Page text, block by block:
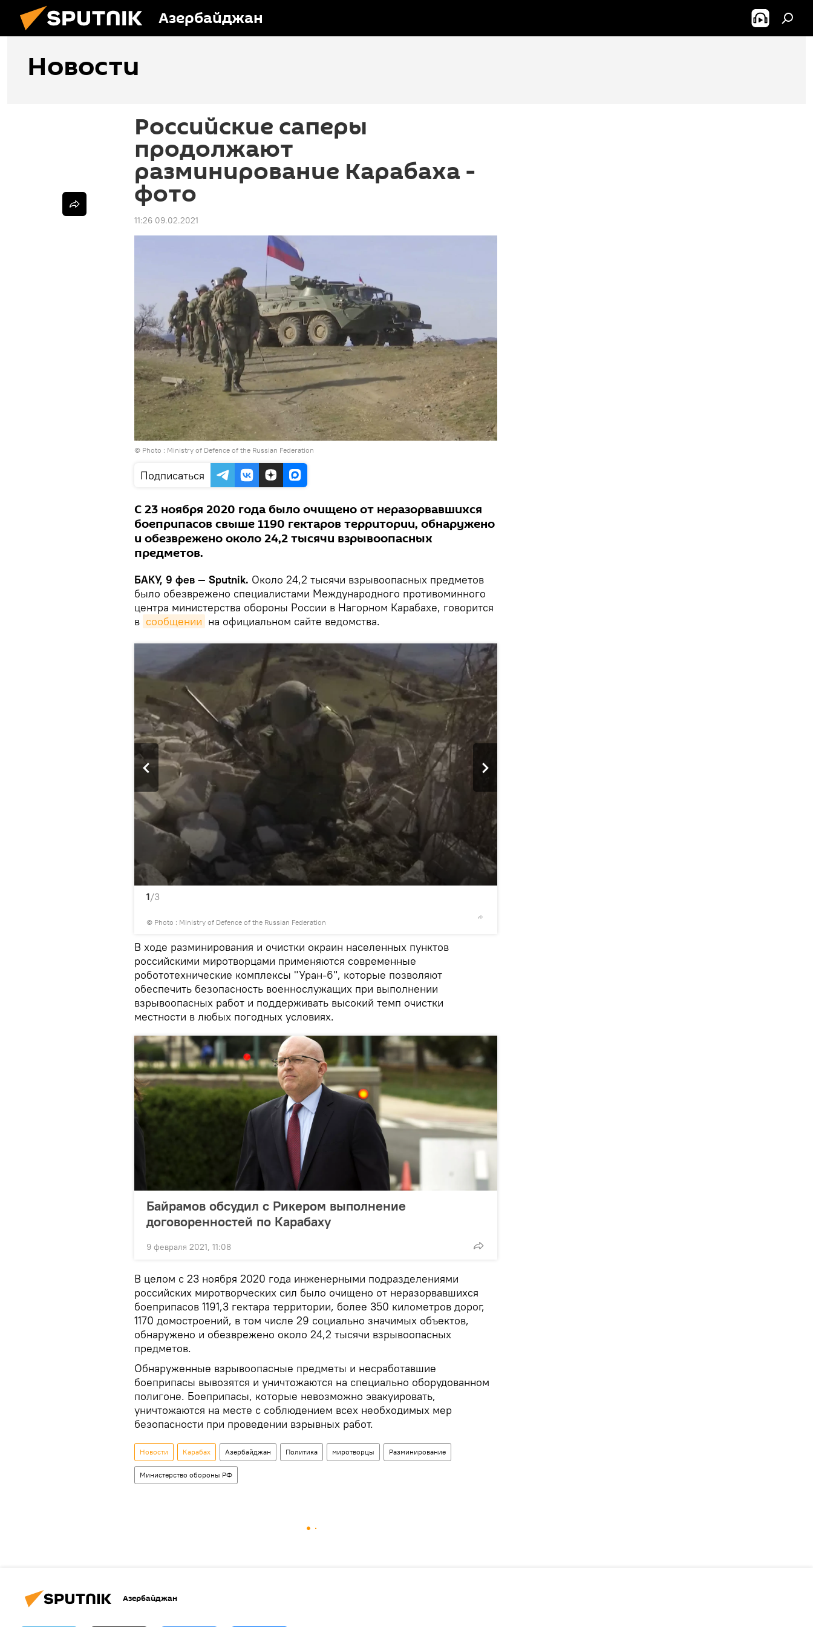
Азербайджан
Новости
Российские саперы
продолжают
разминирование Карабаха -
фото
11:26 09.02.2021
© Photo : Ministry of Defence of the Russian Federation
Подписаться
С 23 ноября 2020 года было очищено от неразорвавшихся
боеприпасов свыше 1190 гектаров территории, обнаружено
и обезврежено около 24,2 тысячи взрывоопасных
предметов.
БАКУ, 9 фев — Sputnik. Около 24,2 тысячи взрывоопасных предметов
было обезврежено специалистами Международного противоминного
центра министерства обороны России в Нагорном Карабахе, говорится
в сообщении на официальном сайте ведомства.
1/3
© Photo : Ministry of Defence of the Russian Federation
В ходе разминирования и очистки окраин населенных пунктов
российскими миротворцами применяются современные
робототехнические комплексы "Уран-6", которые позволяют
обеспечить безопасность военнослужащих при выполнении
взрывоопасных работ и поддерживать высокий темп очистки
местности в любых погодных условиях.
Байрамов обсудил с Рикером выполнение
договоренностей по Карабаху
9 февраля 2021, 11:08
В целом с 23 ноября 2020 года инженерными подразделениями
российских миротворческих сил было очищено от неразорвавшихся
боеприпасов 1191,3 гектара территории, более 350 километров дорог,
1170 домостроений, в том числе 29 социально значимых объектов,
обнаружено и обезврежено около 24,2 тысячи взрывоопасных
предметов.
Обнаруженные взрывоопасные предметы и несработавшие
боеприпасы вывозятся и уничтожаются на специально оборудованном
полигоне. Боеприпасы, которые невозможно эвакуировать,
уничтожаются на месте с соблюдением всех необходимых мер
безопасности при проведении взрывных работ.
Новости Карабах Азербайджан Политика миротворцы Разминирование
Министерство обороны РФ
Азербайджан